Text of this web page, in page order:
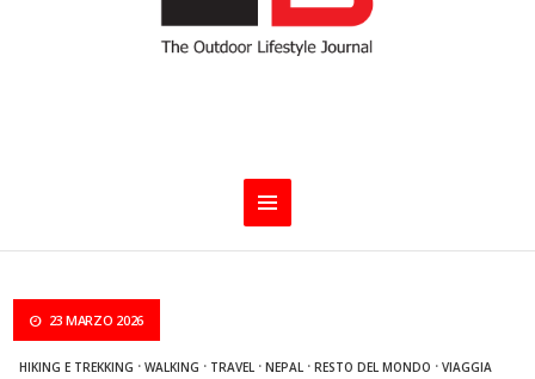
23 MARZO 2026
HIKING E TREKKING ·WALKING · TRAVEL ·NEPAL ·RESTO DEL MONDO ·VIAGGIA